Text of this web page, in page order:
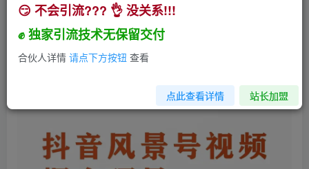
抖音风景号视频变现副业项目，一条龙玩法分享给
你
小助手
238 17
😏 不会引流??? 👌 没关系!!!
✊ 独家引流技术无保留交付
合伙人详情 请点下方按钮 查看
点此查看详情 站长加盟